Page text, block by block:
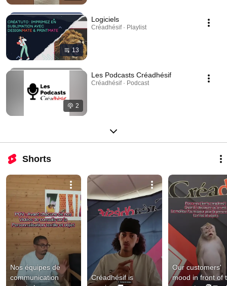
13
Logiciels
Créadhésif · Playlist
2
Les Podcasts Créadhésif
Créadhésif · Podcast
Shorts
Nos équipes de
communication
Créadhésif is
Our customers'
mood in front of